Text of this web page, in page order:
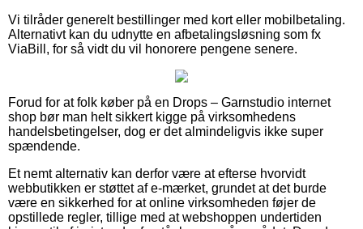
Vi tilråder generelt bestillinger med kort eller mobilbetaling.
Alternativt kan du udnytte en afbetalingsløsning som fx
ViaBill, for så vidt du vil honorere pengene senere.
Forud for at folk køber på en Drops – Garnstudio internet
shop bør man helt sikkert kigge på virksomhedens
handelsbetingelser, dog er det almindeligvis ikke super
spændende.
Et nemt alternativ kan derfor være at efterse hvorvidt
webbutikken er støttet af e-mærket, grundet at det burde
være en sikkerhed for at online virksomheden føjer de
opstillede regler, tillige med at webshoppen undertiden